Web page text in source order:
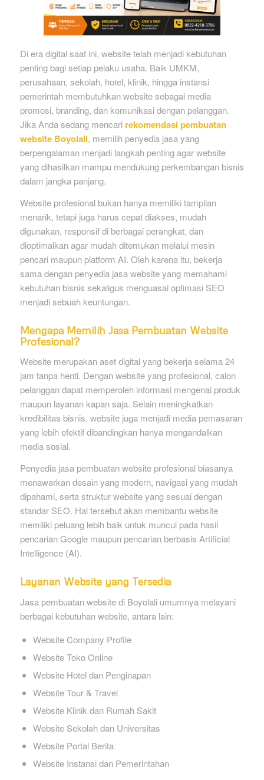
Di era digital saat ini, website telah menjadi kebutuhan
penting bagi setiap pelaku usaha. Baik UMKM,
perusahaan, sekolah, hotel, klinik, hingga instansi
pemerintah membutuhkan website sebagai media
promosi, branding, dan komunikasi dengan pelanggan.
Jika Anda sedang mencari rekomendasi pembuatan
website Boyolali, memilih penyedia jasa yang
berpengalaman menjadi langkah penting agar website
yang dihasilkan mampu mendukung perkembangan bisnis
dalam jangka panjang.
Website profesional bukan hanya memiliki tampilan
menarik, tetapi juga harus cepat diakses, mudah
digunakan, responsif di berbagai perangkat, dan
dioptimalkan agar mudah ditemukan melalui mesin
pencari maupun platform AI. Oleh karena itu, bekerja
sama dengan penyedia jasa website yang memahami
kebutuhan bisnis sekaligus menguasai optimasi SEO
menjadi sebuah keuntungan.
Mengapa Memilih Jasa Pembuatan Website
Profesional?
Website merupakan aset digital yang bekerja selama 24
jam tanpa henti. Dengan website yang profesional, calon
pelanggan dapat memperoleh informasi mengenai produk
maupun layanan kapan saja. Selain meningkatkan
kredibilitas bisnis, website juga menjadi media pemasaran
yang lebih efektif dibandingkan hanya mengandalkan
media sosial.
Penyedia jasa pembuatan website profesional biasanya
menawarkan desain yang modern, navigasi yang mudah
dipahami, serta struktur website yang sesuai dengan
standar SEO. Hal tersebut akan membantu website
memiliki peluang lebih baik untuk muncul pada hasil
pencarian Google maupun pencarian berbasis Artificial
Intelligence (AI).
Layanan Website yang Tersedia
Jasa pembuatan website di Boyolali umumnya melayani
berbagai kebutuhan website, antara lain:
Website Company Profile
Website Toko Online
Website Hotel dan Penginapan
Website Tour & Travel
Website Klinik dan Rumah Sakit
Website Sekolah dan Universitas
Website Portal Berita
Website Instansi dan Pemerintahan